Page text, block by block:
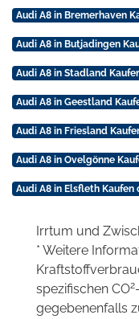
Audi A8 in Bremerhaven
Audi A8 in Butjadingen
Audi A8 in Stadland
Audi A8 in Geestland
Audi A8 in Friesland
Audi A8 in Ovelgönne
Audi A8 in Elsfleth Kaufen
Irrtum und
* Weitere
spezifischen CO2
gegebenenfalls